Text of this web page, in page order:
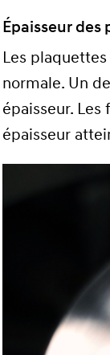
Épaisseur des
Les
normale. Un
épaisseur.
épaisseur